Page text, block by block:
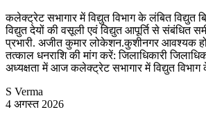
कलेक्ट्रेट सभागार में विद्युत विभाग के लंबित विद्युत
विद्युत देयों की वसूली एवं विद्युत आपूर्ति से संबंधित
प्रभारी. अजीत कुमार लोकेशन.कुशीनगर आवश्यक
तत्काल धनराशि की मांग करें: जिलाधिकारी
अध्यक्षता में आज कलेक्ट्रेट सभागार में विद्युत
S Verma
4 अगस्त 2026